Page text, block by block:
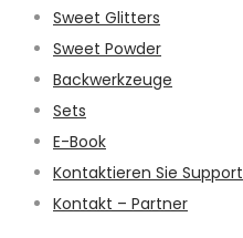
Sweet Glitters
Sweet Powder
Backwerkzeuge
Sets
E-Book
Kontaktieren Sie Support
Kontakt – Partner